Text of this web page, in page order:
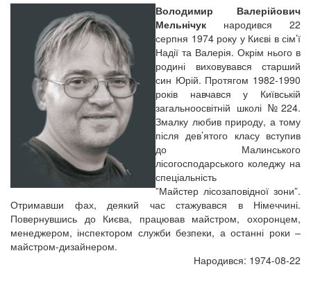
Володимир Валерійович
Мельнічук народився 22
серпня 1974 року у Києві в сім’ї
Надії та Валерія. Окрім нього в
родині виховувався старший
син Юрій. Протягом 1982-1990
років навчався у Київській
загальноосвітній школі №224.
Змалку любив природу, а тому
після дев’ятого класу вступив
до Малинського
лісогосподарського коледжу на
спеціальність
”Майстер лісозаповідної зони”.
Отримавши фах, деякий час стажувався в Німеччині.
Повернувшись до Києва, працював майстром, охоронцем,
менеджером, інспектором служби безпеки, а останні роки –
майстром-дизайнером.
Народився: 1974-08-22